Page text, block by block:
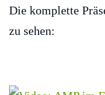
Die komplette
zu sehen: